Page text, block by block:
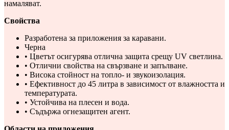
намаляват.
Свойства
Разработена за приложения за каравани.
Черна
• Цветът осигурява отлична защита срещу UV светлина.
• Отлични свойства на свързване и запълване.
• Висока стойност на топло- и звукоизолация.
• Ефективност до 45 литра в зависимост от влажността и
температурата.
• Устойчива на плесен и вода.
• Съдържа огнезащитен агент.